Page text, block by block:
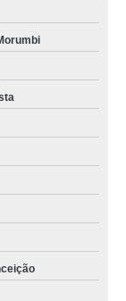
do Ó